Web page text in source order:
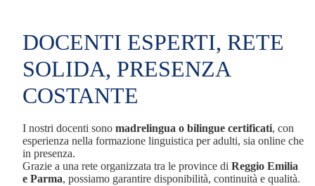
DOCENTI ESPERTI, RETE
SOLIDA, PRESENZA
COSTANTE
I nostri docenti sono madrelingua o bilingue certificati, con
esperienza nella formazione linguistica per adulti, sia online che
in presenza.
Grazie a una rete organizzata tra le province di Reggio Emilia
e Parma, possiamo garantire disponibilità, continuità e qualità.